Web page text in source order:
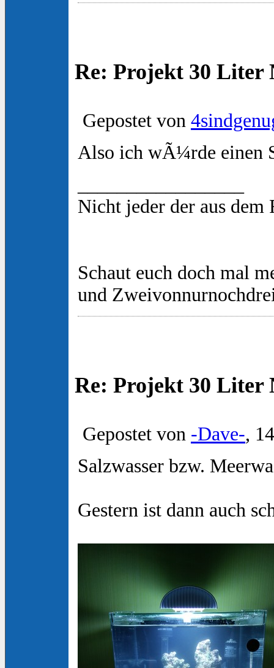
Re: Projekt 30 Liter
Gepostet von
Also ich wÃ¼rde einen
Nicht jeder der aus
Schaut euch doch mal
und
Re: Projekt 30 Liter
Gepostet von -Dave-,
Salzwasser bzw.
Gestern ist dann auch